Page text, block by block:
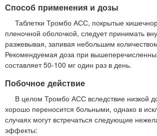
Способ применения и дозы
Таблетки Тромбо АСС, покрытые
пленочной оболочкой, следует принимать
разжевывая, запивая небольшим
Рекомендуемая доза при
составляет 50-100 мг один раз в день.
Побочное действие
В целом Тромбо АСС вследствие низкой
хорошо переносится больными, однако в
случаях могут встречаться следующие
эффекты: